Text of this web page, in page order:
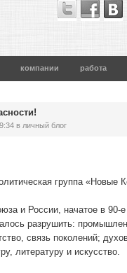
компании работа
в личный блог
группа «Новые
и России, начатое в 90-
разрушить:
связь поколений;
литературу и искусство.